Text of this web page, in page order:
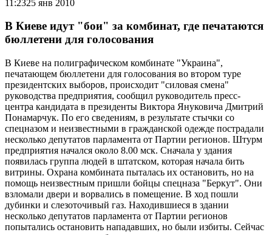
11:2325 янв 2010
В Киеве идут "бои" за комбинат, где печатаются
бюллетени для голосования
В Киеве на полиграфическом комбинате "Украина",
печатающем бюллетени для голосования во втором туре
президентских выборов, происходит "силовая смена"
руководства предприятия, сообщил руководитель пресс-
центра кандидата в президенты Виктора Януковича Дмитрий
Понамарчук. По его сведениям, в результате стычки со
спецназом и неизвестными в гражданской одежде пострадали
несколько депутатов парламента от Партии регионов. Штурм
предприятия начался около 8.00 мск. Сначала у здания
появилась группа людей в штатском, которая начала бить
витрины. Охрана комбината пыталась их остановить, но на
помощь неизвестным пришли бойцы спецназа "Беркут". Они
взломали двери и ворвались в помещение. В ход пошли
дубинки и слезоточивый газ. Находившиеся в здании
несколько депутатов парламента от Партии регионов
попытались остановить нападавших, но были избиты. Сейчас